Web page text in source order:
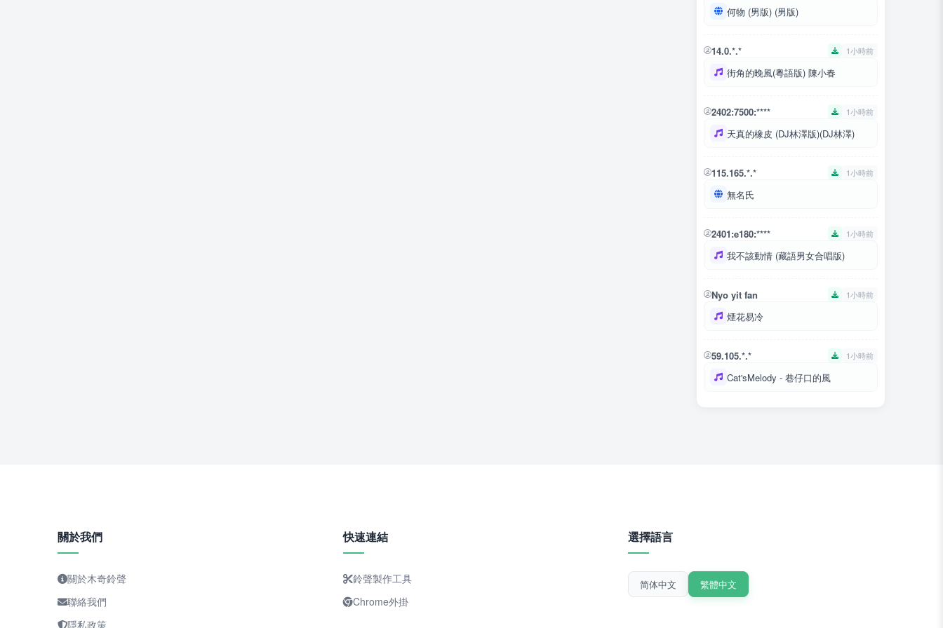
何物 (男版) (男版)
14.0.*.* 1小時前
街角的晚風(粵語版) 陳小春
2402:7500:**** 1小時前
天真的橡皮 (DJ林澤版)(DJ林澤)
115.165.*.* 1小時前
無名氏
2401:e180:**** 1小時前
我不該動情 (藏語男女合唱版)
Nyo yit fan 1小時前
煙花易冷
59.105.*.* 1小時前
Cat'sMelody - 巷仔口的風
關於我們
關於木奇鈴聲
聯絡我們
隱私政策
快速連結
鈴聲製作工具
Chrome外掛
選擇語言
简体中文 繁體中文